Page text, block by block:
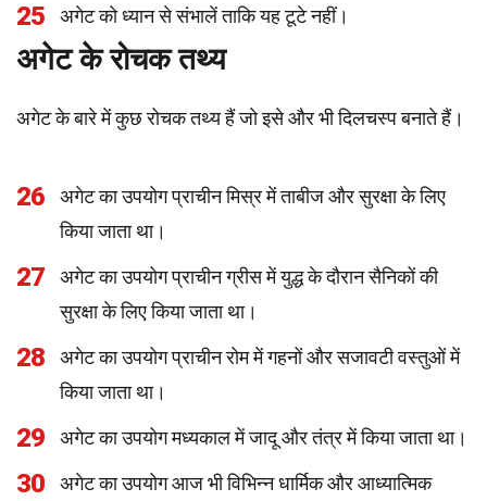
25 अगेट को ध्यान से संभालें ताकि यह टूटे नहीं।
अगेट के रोचक तथ्य
अगेट के बारे में कुछ रोचक तथ्य हैं जो इसे और भी दिलचस्प बनाते हैं।
26
अगेट का उपयोग प्राचीन मिस्र में ताबीज और सुरक्षा के लिए
किया जाता था।
27
अगेट का उपयोग प्राचीन ग्रीस में युद्ध के दौरान सैनिकों की
सुरक्षा के लिए किया जाता था।
28
अगेट का उपयोग प्राचीन रोम में गहनों और सजावटी वस्तुओं में
किया जाता था।
29 अगेट का उपयोग मध्यकाल में जादू और तंत्र में किया जाता था।
30
अगेट का उपयोग आज भी विभिन्न धार्मिक और आध्यात्मिक